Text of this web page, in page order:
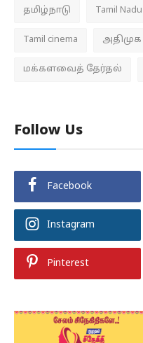
தமிழ்நாடு Tamil Nadu
Tamil cinema அதிமுக
மக்களவைத் தேர்தல்
Follow Us
Facebook
Instagram
Pinterest